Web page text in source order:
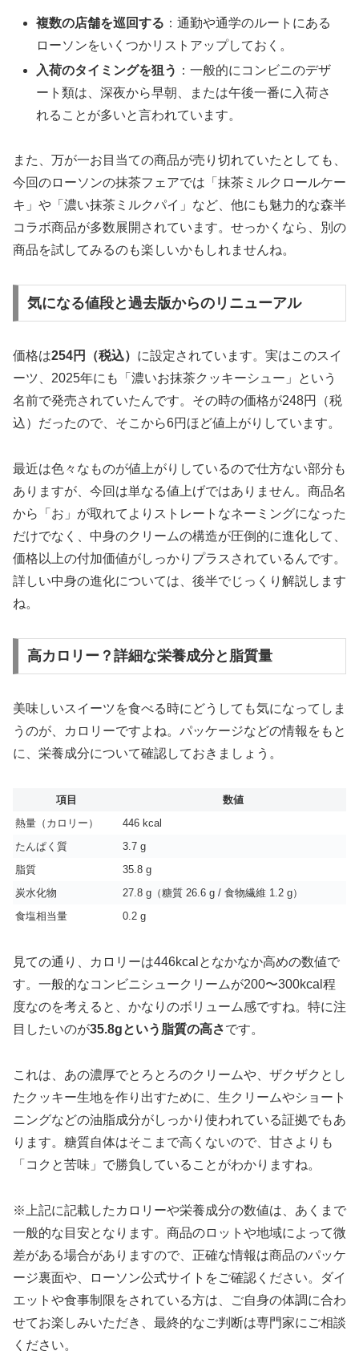
複数の店舗を巡回する ：通勤や通学のルートにある
ローソンをいくつかリストアップしておく。
入荷のタイミングを狙う ：一般的にコンビニのデザ
ート類は、深夜から早朝、または午後一番に入荷さ
れることが多いと言われています。
また、万が一お目当ての商品が売り切れていたとしても、
今回のローソンの抹茶フェアでは「抹茶ミルクロールケー
キ」や「濃い抹茶ミルクパイ」など、他にも魅力的な森半
コラボ商品が多数展開されています。せっかくなら、別の
商品を試してみるのも楽しいかもしれませんね。
気になる値段と過去版からのリニューアル
価格は254円（税込） に設定されています。実はこのスイ
ーツ、2025年にも「濃いお抹茶クッキーシュー」という
名前で発売されていたんです。その時の価格が248円（税
込）だったので、そこから6円ほど値上がりしています。
最近は色々なものが値上がりしているので仕方ない部分も
ありますが、今回は単なる値上げではありません。商品名
から「お」が取れてよりストレートなネーミングになった
だけでなく、 中身のクリームの構造が圧倒的に進化して、
価格以上の付加価値がしっかりプラスされているんです。
詳しい中身の進化については、後半でじっくり解説します
ね。
高カロリー？詳細な栄養成分と脂質量
美味しいスイーツを食べる時にどうしても気になってしま
うのが、カロリーですよね。パッケージなどの情報をもと
に、栄養成分について確認しておきましょう。
項目
数値
熱量（カロリー）
446 kcal
たんぱく質
3.7 g
脂質
35.8 g
炭水化物
27.8 g（糖質 26.6 g / 食物繊維 1.2 g）
食塩相当量
0.2 g
見ての通り、カロリーは446kcalとなかなか高めの数値で
す。一般的なコンビニシュークリームが200〜300kcal程
度なのを考えると、かなりのボリューム感ですね。特に注
目したいのが35.8gという脂質の高さです。
これは、あの濃厚でとろとろのクリームや、ザクザクとし
たクッキー生地を作り出すために、生クリームやショート
ニングなどの油脂成分がしっかり使われている証拠でもあ
ります。糖質自体はそこまで高くないので、甘さよりも
「コクと苦味」で勝負していることがわかりますね。
※上記に記載したカロリーや栄養成分の数値は、あくまで
一般的な目安となります。商品のロットや地域によって微
差がある場合がありますので、正確な情報は商品のパッケ
ージ裏面や、ローソン公式サイトをご確認ください。ダイ
エットや食事制限をされている方は、ご自身の体調に合わ
せてお楽しみいただき、最終的なご判断は専門家にご相談
ください。